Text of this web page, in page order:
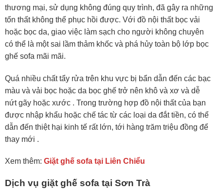
thương mại, sử dụng không đúng quy trình, đã gây ra những
tổn thất không thể phục hồi được. Với đồ nội thất bọc vải
hoặc bọc da, giao việc làm sạch cho người không chuyên
có thể là một sai lầm thảm khốc và phá hủy toàn bộ lớp bọc
ghế sofa mãi mãi.
Quá nhiều chất tẩy rửa trên khu vực bị bẩn dẫn đến các bạc
màu và vải bọc hoặc da bọc ghế trở nên khô và xơ và dễ
nứt gãy hoặc xước . Trong trường hợp đồ nội thất của bạn
được nhập khẩu hoặc chế tác từ các loại da đắt tiền, có thể
dẫn đến thiệt hại kinh tế rất lớn, tới hàng trăm triệu đồng để
thay mới .
Xem thêm: Giặt ghế sofa tại Liên Chiểu
Dịch vụ giặt ghế sofa tại Sơn Trà